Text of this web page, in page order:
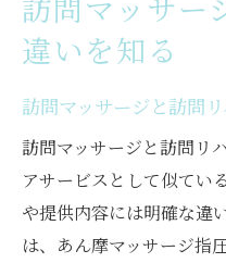
違いを知る
訪問マッサージと訪問
訪問マッサージと訪問リ
アサービスとして似てい
や提供内容には明確な違
は、あん摩マッサージ指